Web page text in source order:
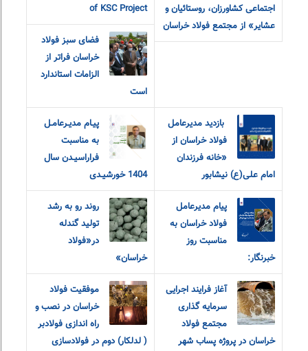
اجتماعی کشاورزان، روستائیان و
عشایر» از مجتمع فولاد خراسان
of KSC Project
فضای سبز فولاد
خراسان فراتر از
الزامات استاندارد
است
‎ بازدید مدیرعامل
فولاد خراسان از
«خانه فرزندان
امام‌ علی(ع) نیشابور
پیـام مدیـرعامـل
به مناسبت
فراراسیـدن سال
1404 خورشیـدی
پیام مدیرعامل
فولاد خراسان به
مناسبت روز
خبرنگار:
روند رو به رشد
تولید گندله
در«فولاد
خراسان»
آغاز فرایند اجرایی
سرمایه گذاری
مجتمع فولاد
خراسان در پروژه پساب شهر
موفقیت فولاد
خراسان در نصب و
راه اندازی فولادبر
( لدلکار) دوم در فولادسازی